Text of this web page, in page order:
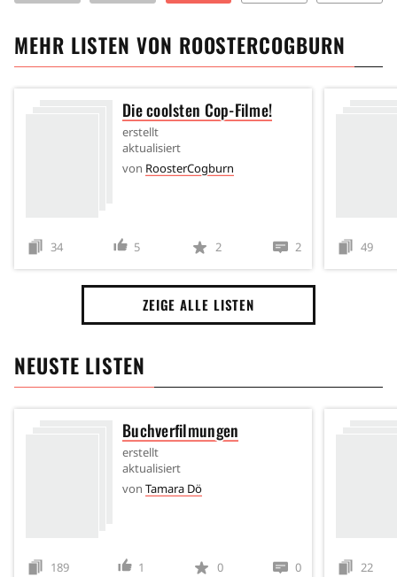
MEHR LISTEN VON ROOSTERCOGBURN
Die coolsten Cop-Filme!
erstellt
aktualisiert
von RoosterCogburn
34 5 2 2 49
ZEIGE ALLE LISTEN
NEUSTE LISTEN
Buchverfilmungen
erstellt
aktualisiert
von Tamara Dö
189 1 0 0 22